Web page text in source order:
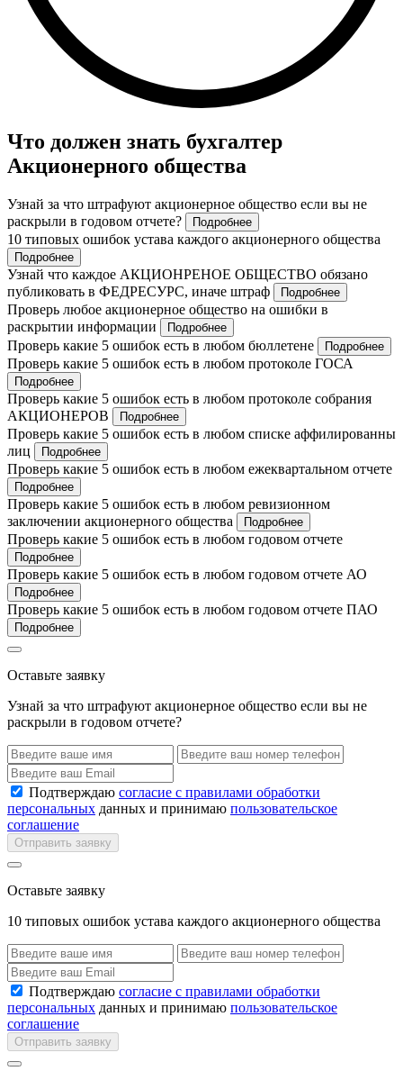
Что должен знать бухгалтер
Акционерного общества
Узнай за что штрафуют акционерное общество если вы не
раскрыли в годовом отчете?
Подробнее
10 типовых ошибок устава каждого акционерного общества
Подробнее
Узнай что каждое АКЦИОНРЕНОЕ ОБЩЕСТВО обязано
публиковать в ФЕДРЕСУРС, иначе штраф
Подробнее
Проверь любое акционерное общество на ошибки в
раскрытии информации
Подробнее
Проверь какие 5 ошибок есть в любом бюллетене Подробнее
Проверь какие 5 ошибок есть в любом протоколе ГОСА
Подробнее
Проверь какие 5 ошибок есть в любом протоколе собрания
АКЦИОНЕРОВ
Подробнее
Проверь какие 5 ошибок есть в любом списке аффилированны
лиц
Подробнее
Проверь какие 5 ошибок есть в любом ежеквартальном отчете
Подробнее
Проверь какие 5 ошибок есть в любом ревизионном
заключении акционерного общества
Подробнее
Проверь какие 5 ошибок есть в любом годовом отчете
Подробнее
Проверь какие 5 ошибок есть в любом годовом отчете АО
Подробнее
Проверь какие 5 ошибок есть в любом годовом отчете ПАО
Подробнее
Оставьте заявку
Узнай за что штрафуют акционерное общество если вы не
раскрыли в годовом отчете?
Подтверждаю согласие с правилами обработки
персональных данных и принимаю пользовательское
соглашение
Отправить заявку
Оставьте заявку
10 типовых ошибок устава каждого акционерного общества
Подтверждаю согласие с правилами обработки
персональных данных и принимаю пользовательское
соглашение
Отправить заявку